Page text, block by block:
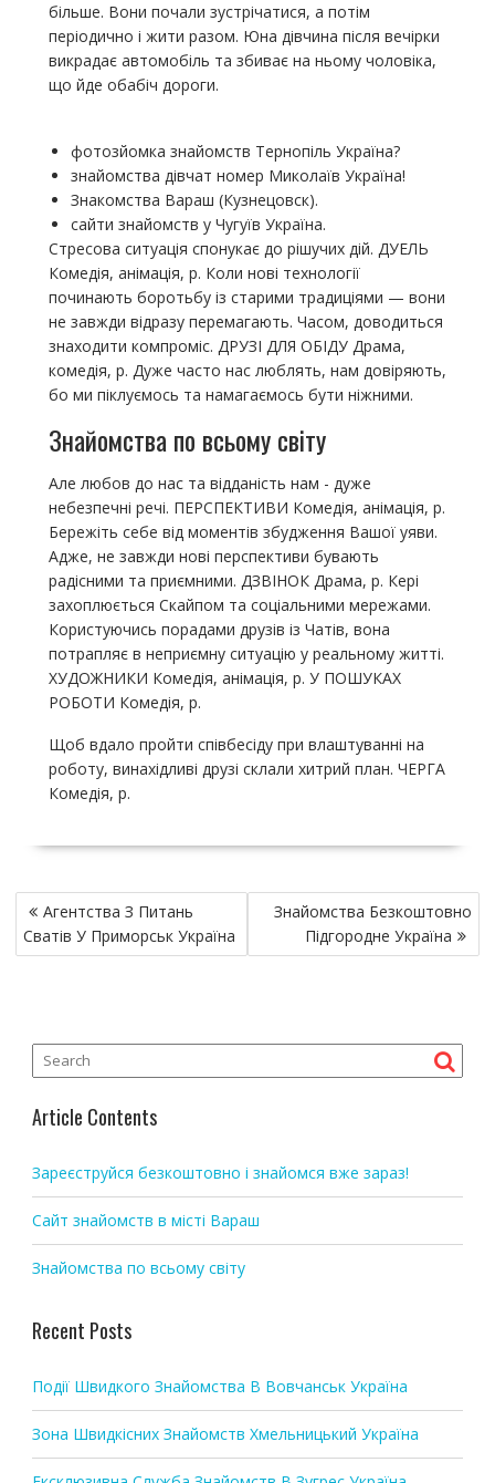
більше. Вони почали зустрічатися, а потім
періодично і жити разом. Юна дівчина після вечірки
викрадає автомобіль та збиває на ньому чоловіка,
що йде обабіч дороги.
фотозйомка знайомств Тернопіль Україна?
знайомства дівчат номер Миколаїв Україна!
Знакомства Вараш (Кузнецовск).
сайти знайомств у Чугуїв Україна.
Стресова ситуація спонукає до рішучих дій. ДУЕЛЬ
Комедія, анімація, р. Коли нові технології
починають боротьбу із старими традиціями — вони
не завжди відразу перемагають. Часом, доводиться
знаходити компроміс. ДРУЗІ ДЛЯ ОБІДУ Драма,
комедія, р. Дуже часто нас люблять, нам довіряють,
бо ми піклуємось та намагаємось бути ніжними.
Знайомства по всьому світу
Але любов до нас та відданість нам - дуже
небезпечні речі. ПЕРСПЕКТИВИ Комедія, анімація, р.
Бережіть себе від моментів збудження Вашої уяви.
Адже, не завжди нові перспективи бувають
радісними та приємними. ДЗВІНОК Драма, р. Кері
захоплюється Скайпом та соціальними мережами.
Користуючись порадами друзів із Чатів, вона
потрапляє в неприємну ситуацію у реальному житті.
ХУДОЖНИКИ Комедія, анімація, р. У ПОШУКАХ
РОБОТИ Комедія, р.
Щоб вдало пройти співбесіду при влаштуванні на
роботу, винахідливі друзі склали хитрий план. ЧЕРГА
Комедія, р.
P
o
s
Агентства З Питань
Сватів У Приморськ Україна
Знайомства Безкоштовно
Підгородне Україна
Article Contents
Зареєструйся безкоштовно і знайомся вже зараз!
Сайт знайомств в місті Вараш
Знайомства по всьому світу
Recent Posts
Події Швидкого Знайомства В Вовчанськ Україна
Зона Швидкісних Знайомств Хмельницький Україна